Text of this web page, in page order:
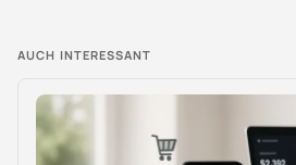
AUCH INTERESSANT